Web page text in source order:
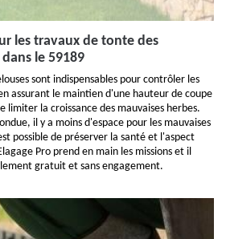
les travaux de tonte des
le 59189
sont indispensables pour contrôler les
assurant le maintien d'une hauteur de coupe
limiter la croissance des mauvaises herbes.
il y a moins d'espace pour les mauvaises
possible de préserver la santé et l'aspect
Pro prend en main les missions et il
gratuit et sans engagement.